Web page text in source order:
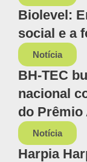
Biolevel:
social e a
Notícia
BH-TEC
nacional
do Prêmio
Notícia
Harpia